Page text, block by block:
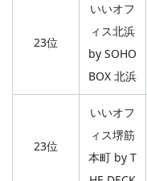
23位
いいオフ
ィス北浜
by SOHO
BOX 北浜
23位
いいオフ
ィス堺筋
本町 by T